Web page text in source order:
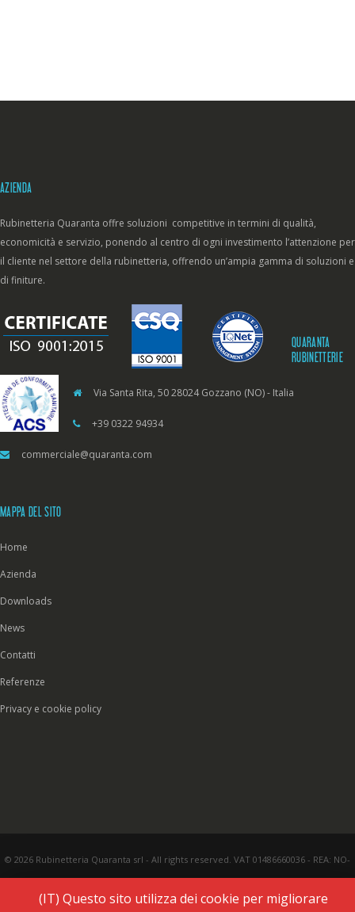
AZIENDA
Rubinetteria Quaranta offre soluzioni competitive in termini di qualità,
economicità e servizio, ponendo al centro di ogni investimento l’attenzione per
il cliente nel settore della rubinetteria, offrendo un’ampia gamma di soluzioni e
di finiture.
QUARANTA
RUBINETTERIE
Via Santa Rita, 50 28024 Gozzano (NO) - Italia
+39 0322 94934
commerciale@quaranta.com
MAPPA DEL SITO
Home
Azienda
Downloads
News
Contatti
Referenze
Privacy e cookie policy
© 2026 Rubinetteria Quaranta srl - All rights reserved. VAT 01486660036 - REA: NO-
(IT) Questo sito utilizza dei cookie per migliorare